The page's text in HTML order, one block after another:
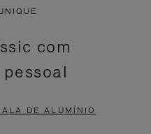
com
DE ALUMÍNIO